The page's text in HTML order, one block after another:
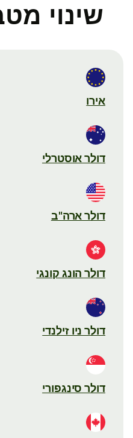
שינוי
אירו
דולר אוסטרלי
דולר ארה"ב
דולר הונג קונגי
דולר ניו זילנדי
דולר סינגפורי